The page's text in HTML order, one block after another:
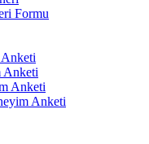
Formu
Anketi
Anketi
Anketi